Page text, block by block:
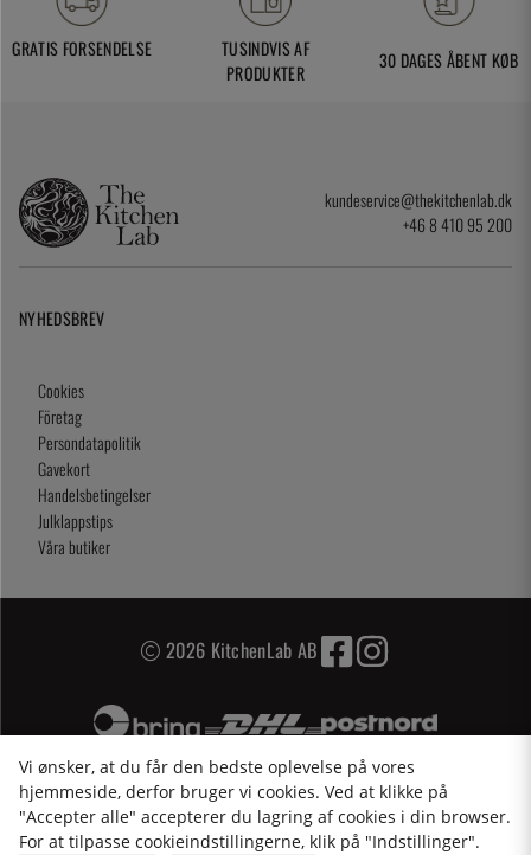
GRATIS FORSENDELSE
TUSINDVIS AF
PRODUKTER
30 DAGES ÅBENT KØB
kundeservice@thekitchenlab.dk
+46 8 410 95 200
NYHEDSBREV
Cookies
Företag
Persondatapolitik
Gavekort
Handelsbetingelser
Julklappstips
Våra butiker
2026 KitchenLab AB
Vi ønsker, at du får den bedste oplevelse på vores
hjemmeside, derfor bruger vi cookies. Ved at klikke på
"Accepter alle" accepterer du lagring af cookies i din browser.
For at tilpasse cookieindstillingerne, klik på "Indstillinger".